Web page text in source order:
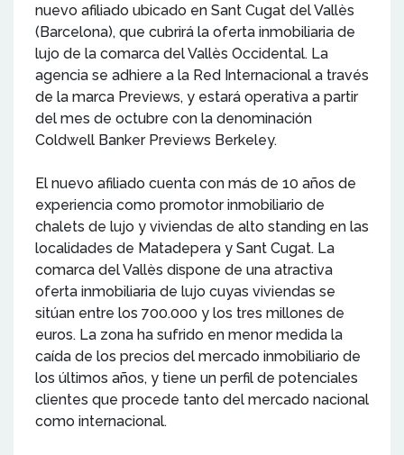
nuevo afiliado ubicado en Sant Cugat del Vallès
(Barcelona), que cubrirá la oferta inmobiliaria de
lujo de la comarca del Vallès Occidental. La
agencia se adhiere a la Red Internacional a través
de la marca Previews, y estará operativa a partir
del mes de octubre con la denominación
Coldwell Banker Previews Berkeley.
El nuevo afiliado cuenta con más de 10 años de
experiencia como promotor inmobiliario de
chalets de lujo y viviendas de alto standing en las
localidades de Matadepera y Sant Cugat. La
comarca del Vallès dispone de una atractiva
oferta inmobiliaria de lujo cuyas viviendas se
sitúan entre los 700.000 y los tres millones de
euros. La zona ha sufrido en menor medida la
caída de los precios del mercado inmobiliario de
los últimos años, y tiene un perfil de potenciales
clientes que procede tanto del mercado nacional
como internacional.